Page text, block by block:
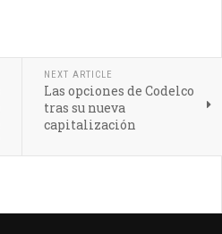
NEXT ARTICLE
Las opciones de Codelco
tras su nueva
capitalización